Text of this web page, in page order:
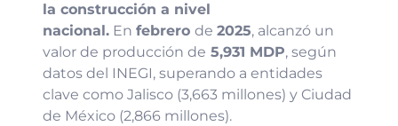
la construcción a nivel
nacional.En febrero de 2025, alcanzó un
valor de producción de 5,931 MDP, según
datos del INEGI, superando a entidades
clave como Jalisco (3,663 millones) y Ciudad
de México (2,866 millones).